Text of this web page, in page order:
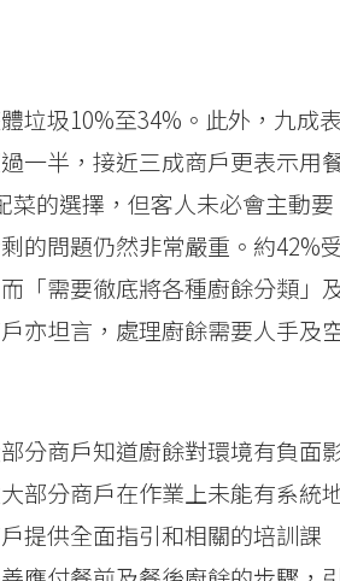
垃圾10%至34%。此外，九成表
一半，接近三成商戶更表示用
菜的選擇，但客人未必會主動要
的問題仍然非常嚴重。約42%受
「需要徹底將各種廚餘分類」
亦坦言，處理廚餘需要人手及
分商戶知道廚餘對環境有負面
部分商戶在作業上未能有系統
提供全面指引和相關的培訓課